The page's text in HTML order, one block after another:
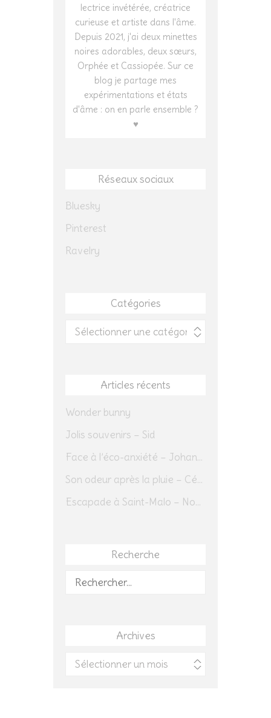
lectrice invétérée, créatrice
curieuse et artiste dans l'âme.
Depuis 2021, j'ai deux minettes
noires adorables, deux sœurs,
Orphée et Cassiopée. Sur ce
blog je partage mes
expérimentations et états
d'âme : on en parle ensemble ?
♥
Réseaux sociaux
Bluesky
Pinterest
Ravelry
Catégories
Catégories
Articles récents
Wonder bunny
Jolis souvenirs – Sid
Face à l’éco-anxiété – Johannes Herrmann
Son odeur après la pluie – Cédric Sapin-Defour
Escapade à Saint-Malo – Novembre 2025 – Jour 1
Recherche
Rechercher :
Archives
Archives